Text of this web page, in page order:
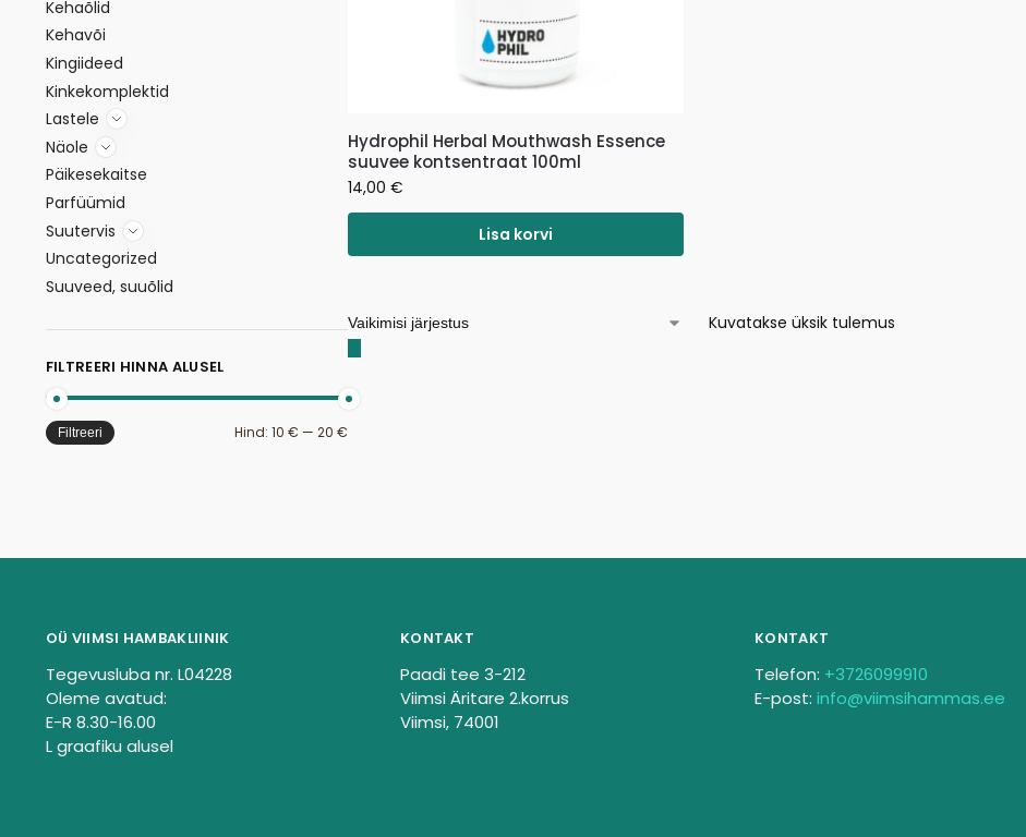
Hydrophil Herbal Mouthwash Essence
suuvee kontsentraat 100ml
14,00€
Lisa korvi
Kuvatakse üksik tulemus
Kehaõlid
Kehavõi
Kingiideed
Kinkekomplektid
Lastele
Näole
Päikesekaitse
Parfüümid
Suutervis
Uncategorized
Suuveed, suuõlid
FILTREERI HINNA ALUSEL
Filtreeri Hind:10 € —20 €
OÜ VIIMSI HAMBAKLIINIK
Tegevusluba nr. L04228
Oleme avatud:
E-R 8.30-16.00
L graafiku alusel
KONTAKT
Paadi tee 3-212
Viimsi Äritare 2.korrus
Viimsi, 74001
KONTAKT
Telefon: +3726099910
E-post: info@viimsihammas.ee